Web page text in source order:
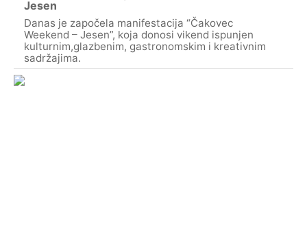
Jesen
Danas je započela manifestacija “Čakovec
Weekend – Jesen”, koja donosi vikend ispunjen
kulturnim,glazbenim, gastronomskim i kreativnim
sadržajima.